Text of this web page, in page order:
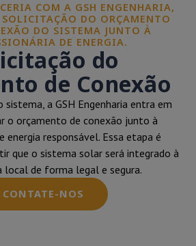
COM A GSH ENGENHARIA,
DO ORÇAMENTO
DO SISTEMA JUNTO À
DE ENERGIA.
do
de Conexão
sistema, a GSH Engenharia entra em
o orçamento de conexão junto à
energia responsável. Essa etapa é
que o sistema solar será integrado à
local de forma legal e segura.
CONTATE-NOS